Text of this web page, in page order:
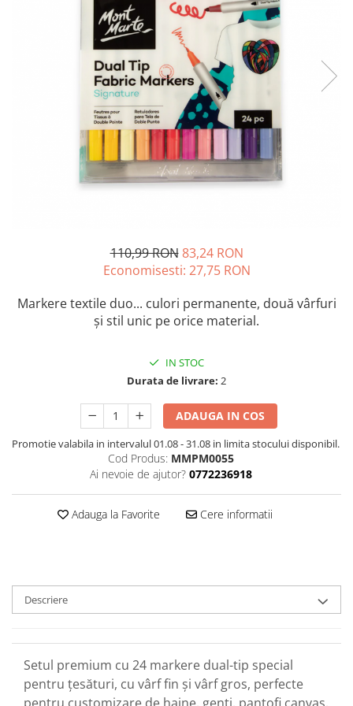
Palete și pahare pentru pictură
Pensule pentru acrilice
Pensule pentru acuarelă
Pensule pentru ulei
Pensule speciale
Șevalete
Accesorii grafică
110,99 RON 83,24 RON
Economisesti: 27,75 RON
Markere textile duo... culori permanente, două vârfuri
și stil unic pe orice material.
IN STOC
Durata de livrare: 2
ADAUGA IN COS
Promotie valabila in intervalul 01.08 - 31.08 in limita stocului disponibil.
Cod Produs: MMPM0055
Ai nevoie de ajutor? 0772236918
Adauga la Favorite Cere informatii
Descriere
Setul premium cu 24 markere dual-tip special
pentru țesături, cu vârf fin și vârf gros, perfecte